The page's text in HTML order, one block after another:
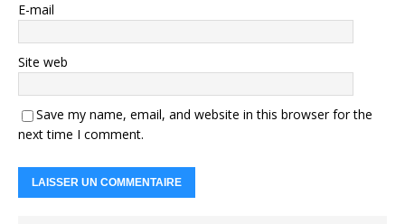
E-mail
Site web
Save my name, email, and website in this browser for the
next time I comment.